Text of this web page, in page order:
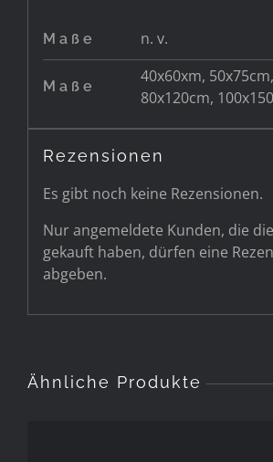
Maße n. v.
Maße
40x60xm,
80x120cm,
Rezensionen
Es gibt noch keine Rezensionen.
Nur angemeldete Kunden, die
gekauft haben, dürfen eine
abgeben.
Ähnliche Produkte